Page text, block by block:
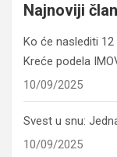
Najnoviji
Ko će naslediti
Kreće podela
10/09/2025
Svest u snu:
10/09/2025